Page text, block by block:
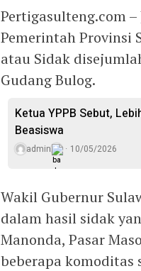
Pertigasulteng.com
Pemerintah Provinsi
atau Sidak
Gudang Bulog.
Ketua YPPB Sebut,
Beasiswa
admin 10/05/2026
Wakil Gubernur
dalam hasil sidak
Manonda, Pasar
beberapa komoditas